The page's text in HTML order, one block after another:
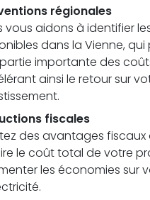
régionales
vous aidons à identifier
dans la Vienne,
importante des
ainsi le retour sur
fiscales
des avantages
le coût total de votre
les économies sur